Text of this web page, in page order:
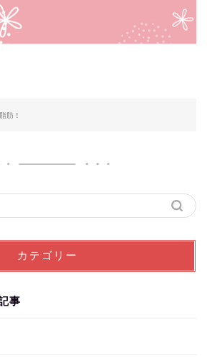
肪！
カテゴリー
事